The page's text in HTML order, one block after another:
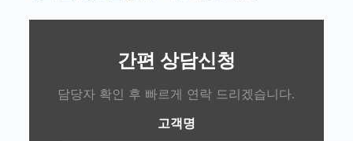
간편 상담신청
담당자 확인 후 빠르게 연락 드리겠습니다.
고객명